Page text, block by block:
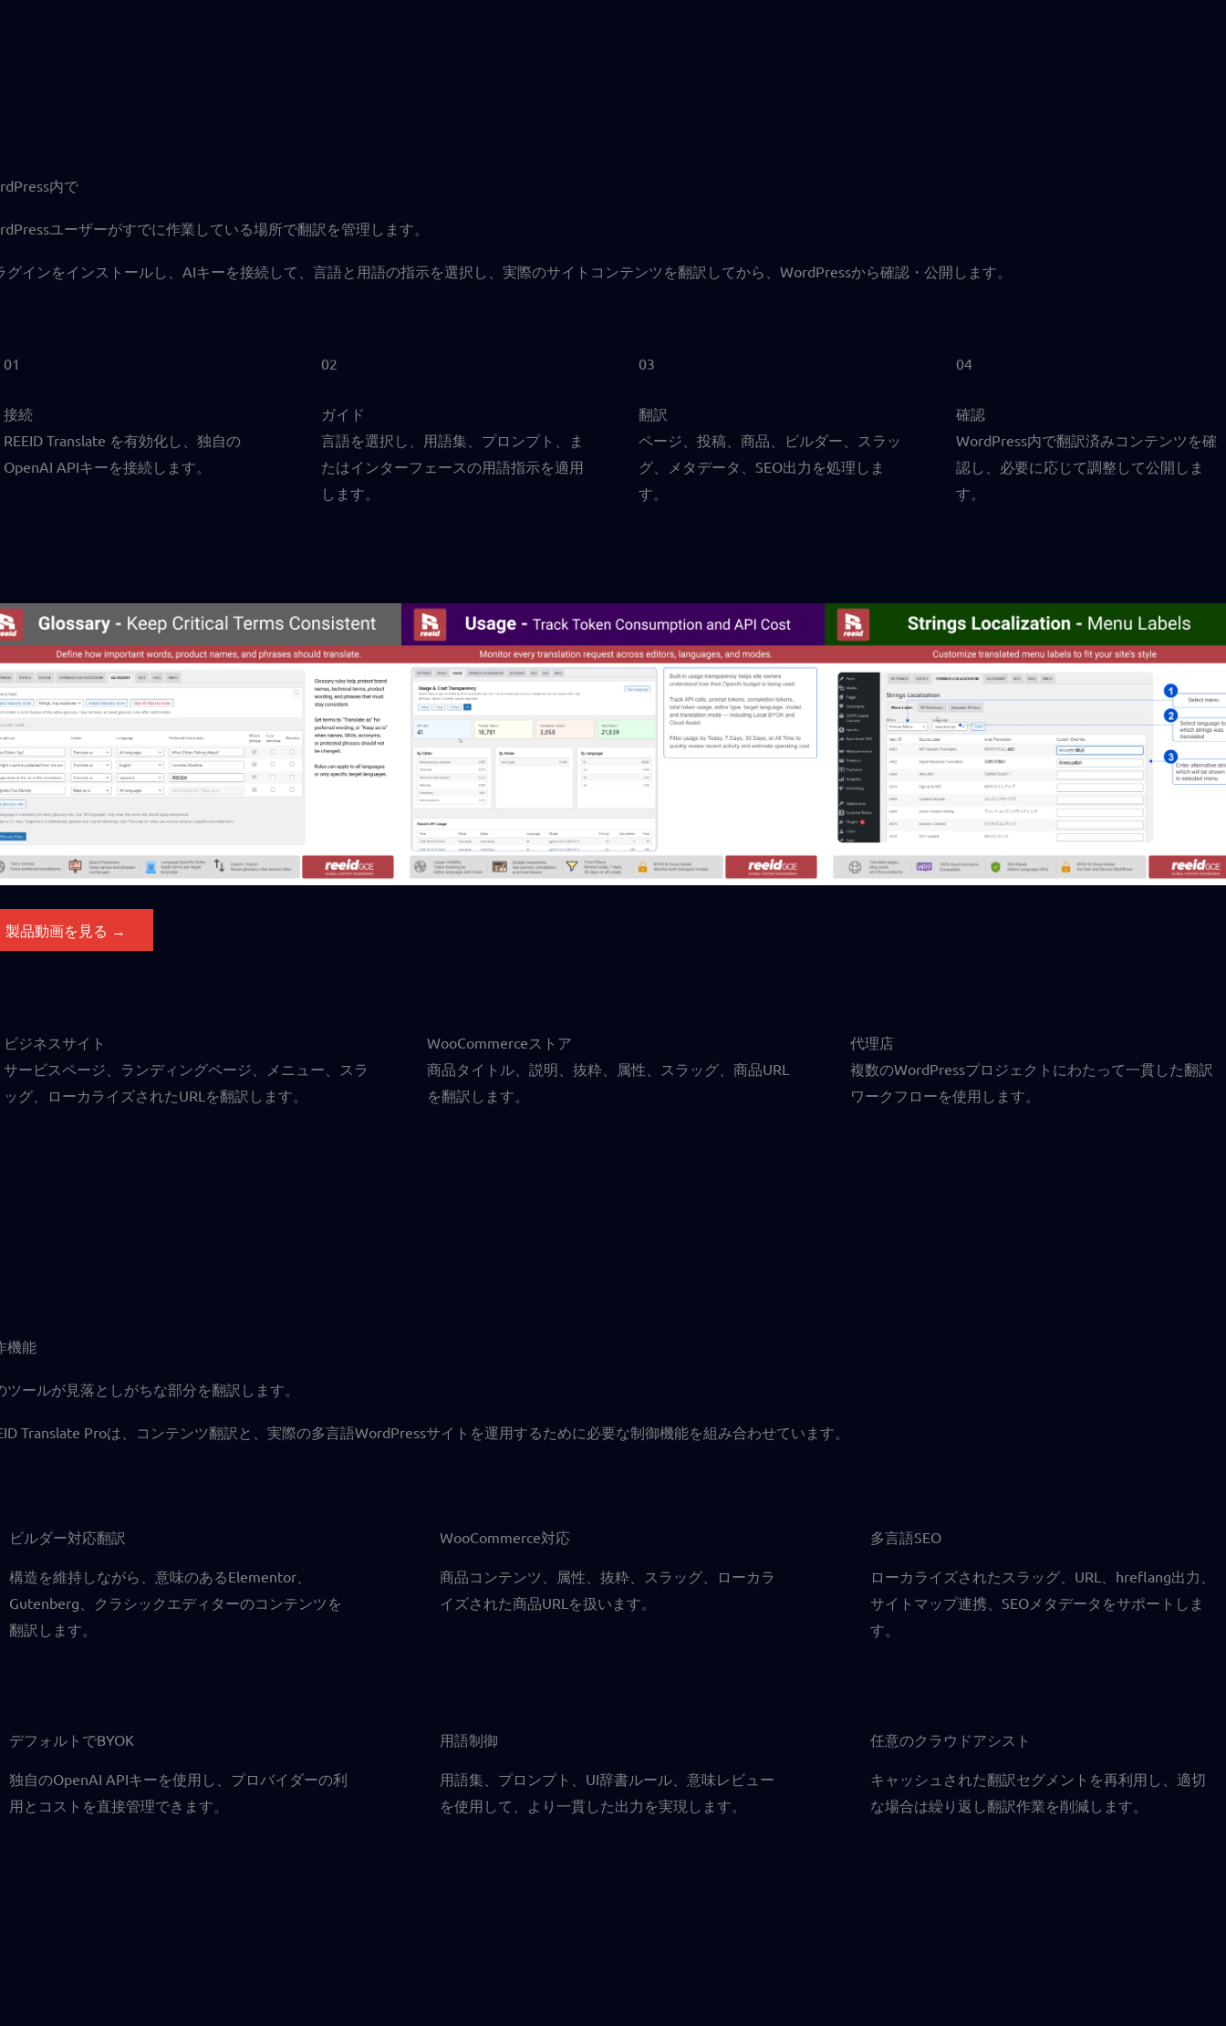
内で
ユーザーがすでに作業している場所で翻訳を管理します。
グインをインストールし、AIキーを接続して、言語と用語の指示を選択し、実際のサイトコンテンツを翻訳してから、WordPressから確認・公開します。
01
接続
REEID Translate を有効化し、独自の
OpenAI APIキーを接続します。
02
ガイド
言語を選択し、用語集、プロンプト、ま
たはインターフェースの用語指示を適用
します。
03
翻訳
ページ、投稿、商品、ビルダー、スラッ
グ、メタデータ、SEO出力を処理しま
す。
04
確認
WordPress内で翻訳済みコンテンツを確
認し、必要に応じて調整して公開しま
す。
製品動画を見る →
ビジネスサイト
サービスページ、ランディングページ、メニュー、スラ
ッグ、ローカライズされたURLを翻訳します。
WooCommerceストア
商品タイトル、説明、抜粋、属性、スラッグ、商品URL
を翻訳します。
代理店
複数のWordPressプロジェクトにわたって一貫した翻訳
ワークフローを使用します。
機能
ツールが見落としがちな部分を翻訳します。
Translate Proは、コンテンツ翻訳と、実際の多言語WordPressサイトを運用するために必要な制御機能を組み合わせています。
ビルダー対応翻訳
構造を維持しながら、意味のあるElementor、
Gutenberg、クラシックエディターのコンテンツを
翻訳します。
WooCommerce対応
商品コンテンツ、属性、抜粋、スラッグ、ローカラ
イズされた商品URLを扱います。
多言語SEO
ローカライズされたスラッグ、URL、hreflang出力、
サイトマップ連携、SEOメタデータをサポートしま
す。
デフォルトでBYOK
独自のOpenAI APIキーを使用し、プロバイダーの利
用とコストを直接管理できます。
用語制御
用語集、プロンプト、UI辞書ルール、意味レビュー
を使用して、より一貫した出力を実現します。
任意のクラウドアシスト
キャッシュされた翻訳セグメントを再利用し、適切
な場合は繰り返し翻訳作業を削減します。